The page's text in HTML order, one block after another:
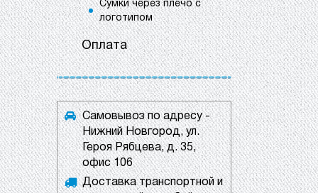
Сумки через плечо с
логотипом
Оплата
Самовывоз по адресу -
Нижний Новгород, ул.
Героя Рябцева, д. 35,
офис 106
Доставка транспортной и